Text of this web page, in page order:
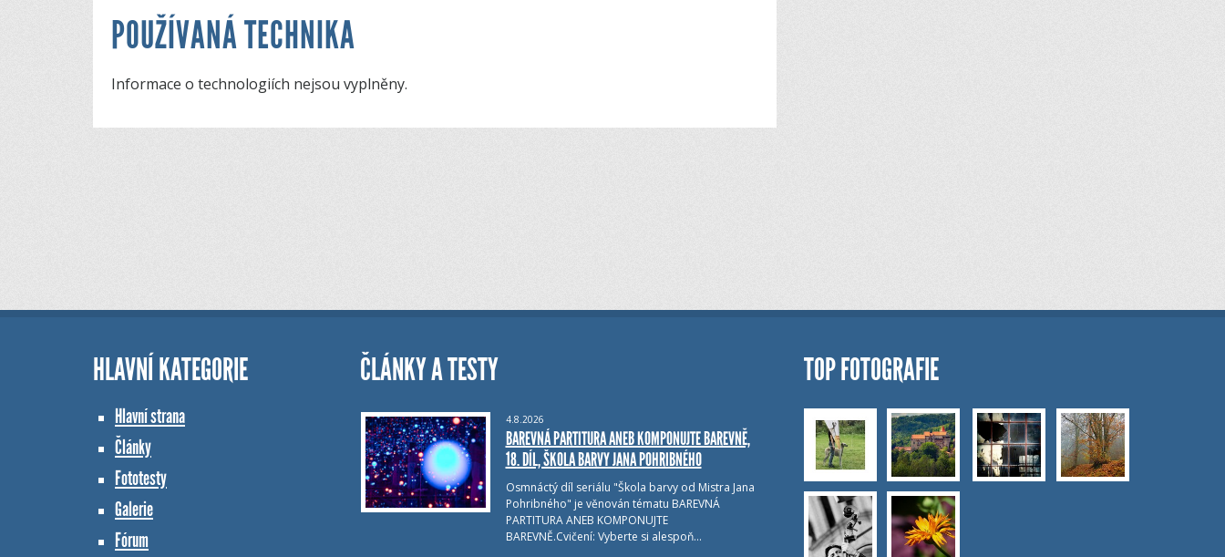
POUŽÍVANÁ TECHNIKA
Informace o technologiích nejsou vyplněny.
HLAVNÍ KATEGORIE
Hlavní strana
Články
Fototesty
Galerie
Fórum
ČLÁNKY A TESTY
4.8.2026
BAREVNÁ PARTITURA ANEB KOMPONUJTE BAREVNĚ,
18. DÍL, ŠKOLA BARVY JANA POHRIBNÉHO
Osmnáctý díl seriálu "Škola barvy od Mistra Jana
Pohribného" je věnován tématu BAREVNÁ
PARTITURA ANEB KOMPONUJTE
BAREVNĚ.Cvičení: Vyberte si alespoň…
TOP FOTOGRAFIE